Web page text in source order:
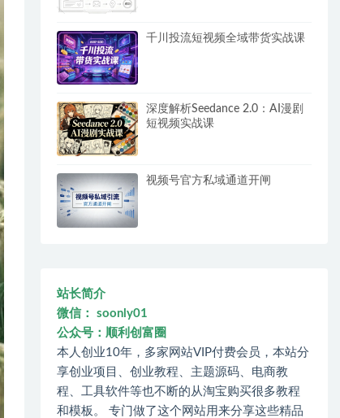
千川投流短视频全域带货实战课
深度解析Seedance 2.0：AI漫剧
短视频实战课
视频号官方私域通道开闸
站长简介
微信： soonly01
公众号：顺利创富圈
本人创业10年，多家网站VIP付费会员，本站分
享创业项目、创业教程、主题源码、电商教
程、工具软件等也不断的从淘宝购买很多教程
和模板。 专门做了这个网站用来分享这些精品